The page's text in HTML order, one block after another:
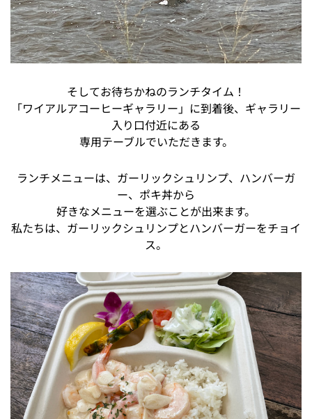
そしてお待ちかねのランチタイム！
「ワイアルアコーヒーギャラリー」に到着後、ギャラリー
入り口付近にある
専用テーブルでいただきます。
ランチメニューは、ガーリックシュリンプ、ハンバーガ
ー、ポキ丼から
好きなメニューを選ぶことが出来ます。
私たちは、ガーリックシュリンプとハンバーガーをチョイ
ス。